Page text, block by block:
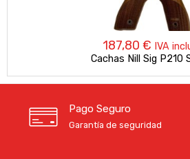
187,80 € IVA
Cachas Nill Sig P210
Pago Seguro
Garantía de seguridad